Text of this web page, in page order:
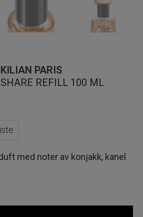
KILIAN PARIS
SHARE REFILL 100 ML
med noter av konjakk, kanel